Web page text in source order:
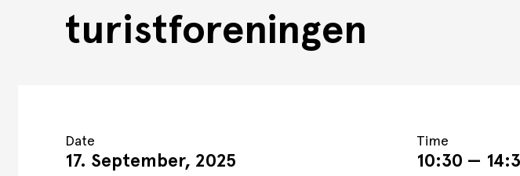
turistforeningen
Date
17. September, 2025
Time
10:30 —